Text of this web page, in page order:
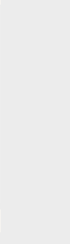
Cari
Potensial
Bibit Atlet Biliar